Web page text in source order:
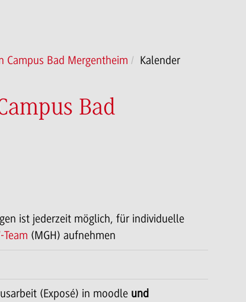
Campus Bad Mergentheim Kalender
Bad
ist jederzeit möglich, für individuelle
Team (MGH) aufnehmen
(Exposé) in moodle und